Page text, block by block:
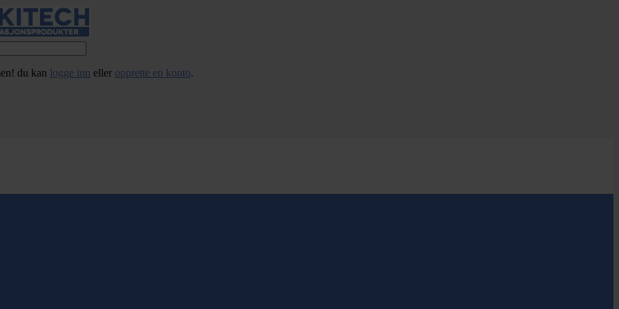
du kan logge inn eller opprette en konto.